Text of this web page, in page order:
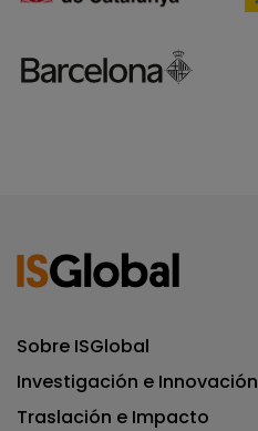
Sobre ISGlobal
Investigación e Innovación
Traslación e Impacto